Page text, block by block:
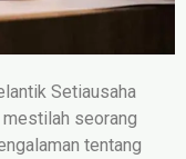
Setiausaha
seorang
tentang